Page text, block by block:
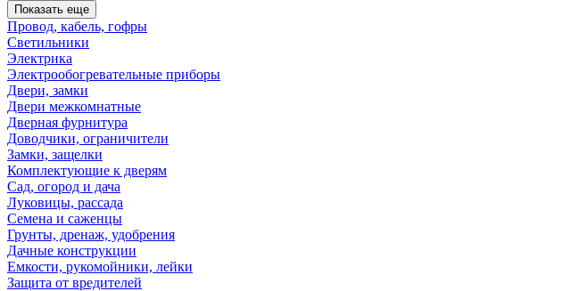
Показать еще
Провод, кабель, гофры
Светильники
Электрика
Электрообогревательные приборы
Двери, замки
Двери межкомнатные
Дверная фурнитура
Доводчики, ограничители
Замки, защелки
Комплектующие к дверям
Сад, огород и дача
Луковицы, рассада
Семена и саженцы
Грунты, дренаж, удобрения
Дачные конструкции
Емкости, рукомойники, лейки
Защита от вредителей